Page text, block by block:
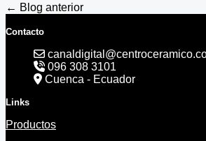
← Blog anterior
Contacto
096 308 3101
Cuenca - Ecuador
Links
Productos